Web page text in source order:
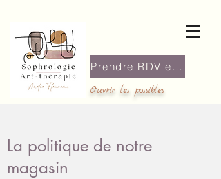
Prendre RDV en ligne
Ouvrir les possibles
La politique de notre
magasin